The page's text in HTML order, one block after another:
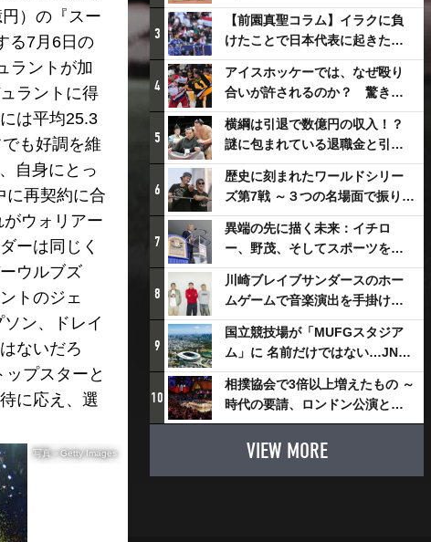
）の『スー
る7月6日の
ラントが加
ラントに得
は平均25.3
も好調を維
自身にとっ
に再契約に合
ウォリアー
ーは同じく
ウルブズ
トのジェ
ン、ドレイ
ないだろ
プスターと
に応え、選
写真＝Getty Images
踏み出せない一歩
3
【前園真聖コラム】イラクに負
けたことで日本代表に起きたプ
ラスとは
4
アイスホッケーでは、なぜ殴り
合いが許されるのか？ 驚きの
「ファイティング」ルールにつ
いて
5
横綱は引退で数億円の収入！？
謎に包まれている退職金と引退
相撲興行
6
歴史に刻まれたワールドシリー
ズ第7戦 ～３つの名場面で振り返
る～
7
異端の先に描く未来：イチロ
ー、野茂、そしてスポーツを支
える科学界の挑戦
8
川崎ブレイブサンダースのホー
ムゲームで音楽演出を手掛ける
スチャダラパーが川崎新！アリ
ーナシティ・プロジェクトを語
る 「楽しみでしかないでしょ。
川崎は、ずっと成長曲線だか
ら」
9
国立競技場が「MUFGスタジア
ム」に 名前だけではない…JNSE
とMUFGが“共創”し描く地域活
性化・社会価値創造の近未来図
とは
10
相撲協会で3倍以上増えたもの ～
時代の要請、ロンドン公演と古
式大相撲
VIEW MORE